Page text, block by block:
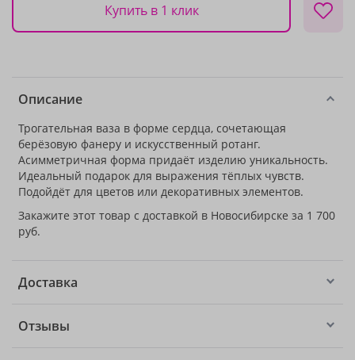
Купить в 1 клик
Описание
Трогательная ваза в форме сердца, сочетающая
берёзовую фанеру и искусственный ротанг.
Асимметричная форма придаёт изделию уникальность.
Идеальный подарок для выражения тёплых чувств.
Подойдёт для цветов или декоративных элементов.
Закажите этот товар с доставкой в Новосибирске за 1 700
руб.
Доставка
Отзывы